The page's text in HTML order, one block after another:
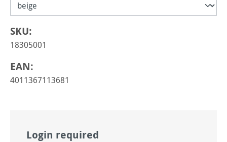
SKU:
18305001
EAN:
4011367113681
Login required